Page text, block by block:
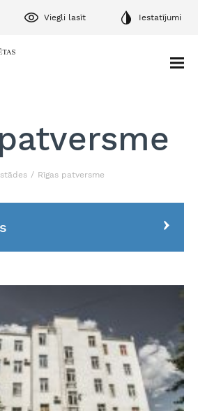
Viegli lasīt Iestatījumi
Rīgas patversme